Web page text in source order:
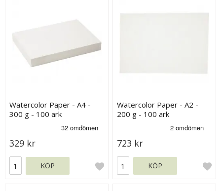
Watercolor Paper - A4 -
300 g - 100 ark
329 kr
KÖP
Watercolor Paper - A2 -
200 g - 100 ark
723 kr
KÖP